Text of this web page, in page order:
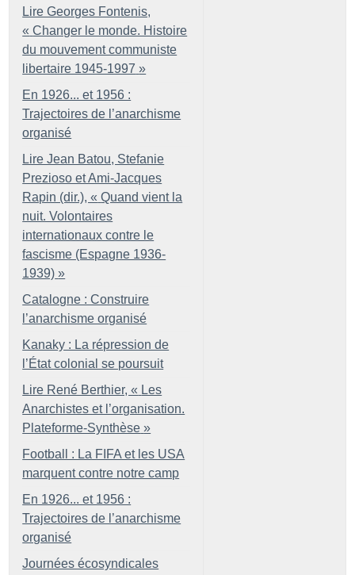
Lire Georges Fontenis,
« Changer le monde. Histoire
du mouvement communiste
libertaire 1945-1997 »
En 1926... et 1956 :
Trajectoires de l’anarchisme
organisé
Lire Jean Batou, Stefanie
Prezioso et Ami-Jacques
Rapin (dir.), « Quand vient la
nuit. Volontaires
internationaux contre le
fascisme (Espagne 1936-
1939) »
Catalogne : Construire
l’anarchisme organisé
Kanaky : La répression de
l’État colonial se poursuit
Lire René Berthier, « Les
Anarchistes et l’organisation.
Plateforme-Synthèse »
Football : La FIFA et les USA
marquent contre notre camp
En 1926... et 1956 :
Trajectoires de l’anarchisme
organisé
Journées écosyndicales